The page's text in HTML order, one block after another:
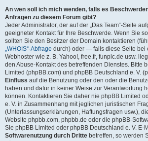
An wen soll ich mich wenden, falls es
Anfragen zu diesem Forum gibt?
Jeder Administrator, der auf der „Das Team“-Seite
geeigneter Kontakt für Ihre Beschwerde. Wenn Sie
sollten Sie den Besitzer der Domain kontaktieren
„WHOIS“-Abfrage durch) oder — falls diese Seite bei
Webhoster wie z. B. Yahoo!, free.fr, funpic.de usw.
den Abuse-Kontakt des betreffenden Dienstes. Bitte
Limited (phpBB.com) und phpBB Deutschland e. V.
Einfluss auf die Benutzung oder den oder die
haben und dafür in keiner Weise zur Verantwortung
können. Kontaktieren Sie daher nie phpBB Limited
e. V. in Zusammenhang mit jeglichen juristischen
(Unterlassungserklärungen, Haftungsfragen usw.),
Website phpbb.com, phpbb.de oder die phpBB-
Sie phpBB Limited oder phpBB Deutschland e. V. E-
Softwarenutzung durch Dritte betreffen, so werden